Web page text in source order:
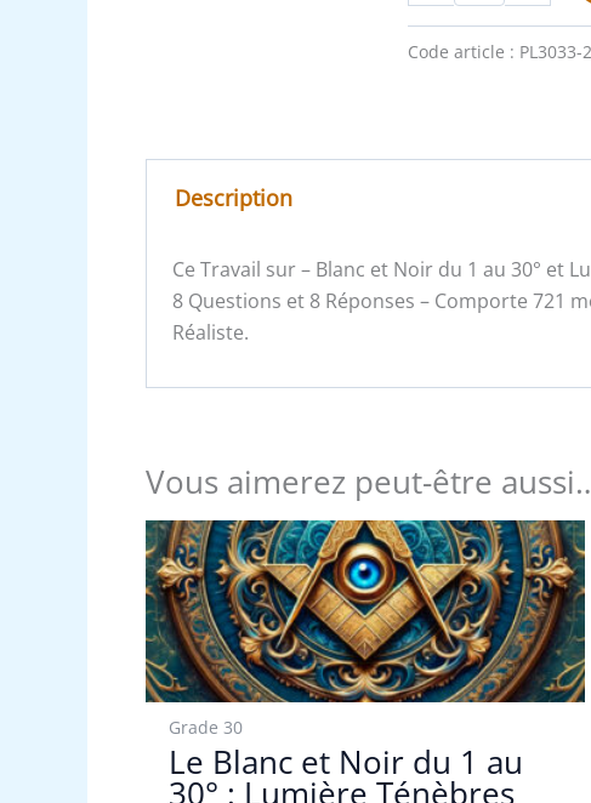
Code article : PL3033-2
Description
Ce Travail sur – Blanc et Noir du 1 au 30° et
8 Questions et 8 Réponses – Comporte 721
Réaliste.
Vous aimerez peut-être
Grade 30
Le Blanc et Noir du 1 au
30° : Lumière Ténèbres